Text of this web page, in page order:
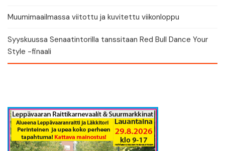
Muumimaailmassa viitottu ja kuvitettu viikonloppu
Syyskuussa Senaatintorilla tanssitaan Red Bull Dance Your
Style -finaali